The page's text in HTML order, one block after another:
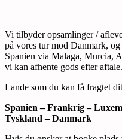
Vi tilbyder opsamlinger /
på vores tur mod Danmark,
Spanien via Malaga, Murcia,
vi kan afhente gods efter aftale.
Lande som du kan få fragtet
Spanien – Frankrig –
Tyskland – Danmark